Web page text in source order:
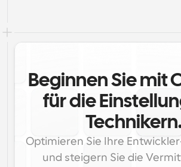
Beginnen Sie mit
für die
Optimieren Sie Ihre
und steigern Sie die